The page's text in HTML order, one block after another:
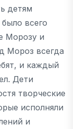
детям
всего
Морозу и
Мороз всегда
и каждый
Дети
творческие
исполняли
и